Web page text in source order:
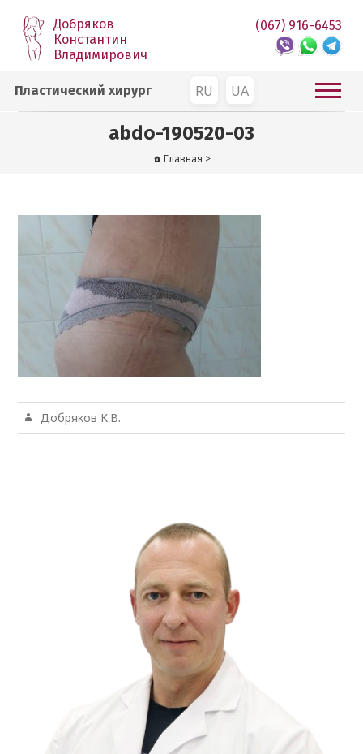
Добряков
Константин
Владимирович
RU UA
(067) 916-6453
Пластический хирург
abdo-190520-03
Главная >
Добряков К.В.